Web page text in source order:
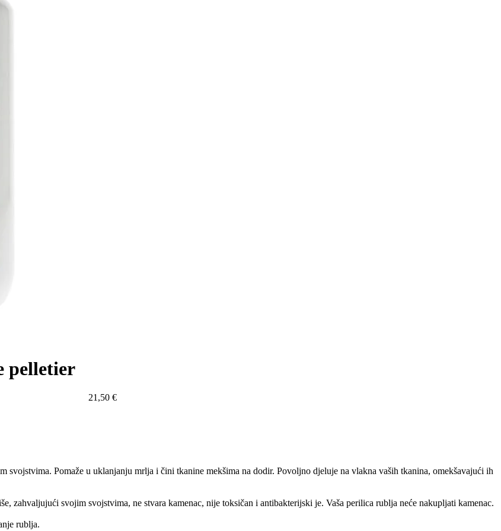
pelletier
21,50 €
svojstvima. Pomaže u uklanjanju mrlja i čini tkanine mekšima na dodir. Povoljno djeluje na vlakna vaših tkanina, omekšavajući ih
zahvaljujući svojim svojstvima, ne stvara kamenac, nije toksičan i antibakterijski je. Vaša perilica rublja neće nakupljati kamenac.
rublja.